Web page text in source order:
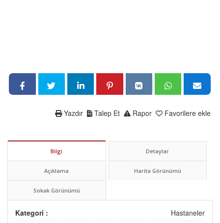
Favorilere ekle
Rapor
Talep Et
Yazdır
Bilgi Detaylar
Açıklama Harita Görünümü
Sokak Görünümü
Kategori :
Hastaneler